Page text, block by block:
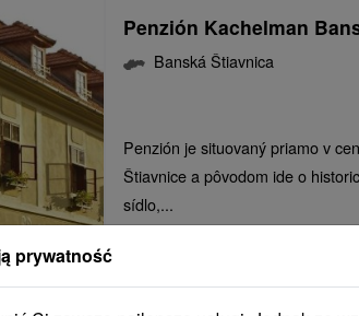
Penzión Kachelman
Banská Štiavnica
Penzión je situovaný priamo v
Štiavnice a pôvodom ide o
sídlo,...
prywatność